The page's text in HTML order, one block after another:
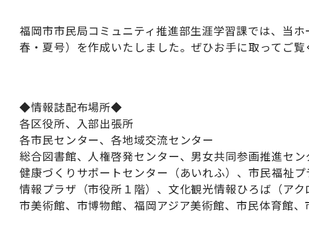
福岡市市民局コミュニティ推進部生涯学習課では、当
春・夏号）を作成いたしました。ぜひお手に取ってご覧
◆情報誌配布場所◆
各区役所、入部出張所
各市民センター、各地域交流センター
総合図書館、人権啓発センター、男女共同参画推進セン
健康づくりサポートセンター（あいれふ）、市民福祉プ
情報プラザ（市役所１階）、文化観光情報ひろば（アク
市美術館、市博物館、福岡アジア美術館、市民体育館、